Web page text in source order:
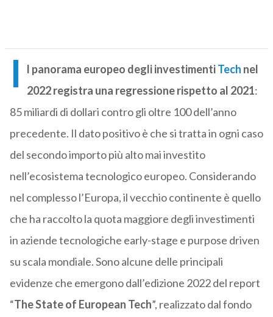
I l panorama europeo degli investimentiTech nel
2022 registra una regressione rispetto al 2021:
85 miliardi di dollari contro gli oltre 100 dell’anno
precedente. Il dato positivo è che si tratta in ogni caso
del secondo importo più alto mai investito
nell’ecosistema tecnologico europeo. Considerando
nel complesso l’Europa, il vecchio continente è quello
che ha raccolto la quota maggiore degli investimenti
in aziende tecnologiche early-stage e purpose driven
su scala mondiale. Sono alcune delle principali
evidenze che emergono dall’edizione 2022 del report
“The State of European Tech”, realizzato dal fondo